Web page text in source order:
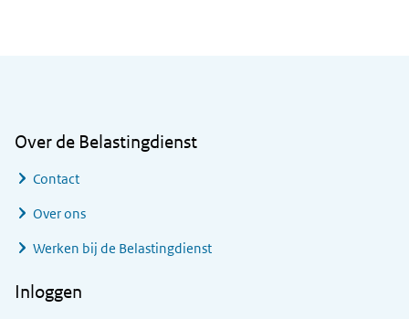
Over de Belastingdienst
Contact
Over ons
Werken bij de Belastingdienst
Inloggen